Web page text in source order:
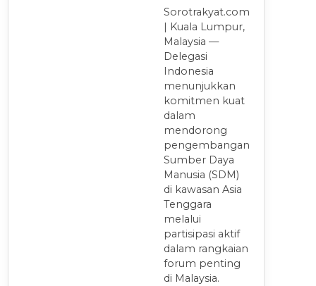
Sorotrakyat.com
| Kuala Lumpur,
Malaysia —
Delegasi
Indonesia
menunjukkan
komitmen kuat
dalam
mendorong
pengembangan
Sumber Daya
Manusia (SDM)
di kawasan Asia
Tenggara
melalui
partisipasi aktif
dalam rangkaian
forum penting
di Malaysia.